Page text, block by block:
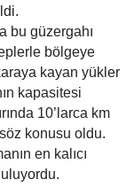
bu güzergahı
bölgeye
kayan yükler
kapasitesi
10’larca km
konusu oldu.
en kalıcı